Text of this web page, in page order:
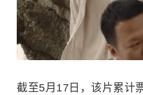
截至5月17日，该片累计